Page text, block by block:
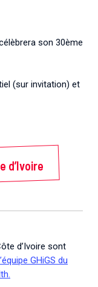
son 30ème
(sur invitation) et
d’Ivoire
d’Ivoire sont
GHiGS du